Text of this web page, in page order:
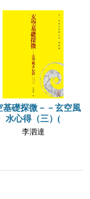
基礎探微－－玄空風
水心得（三）(
李泗達